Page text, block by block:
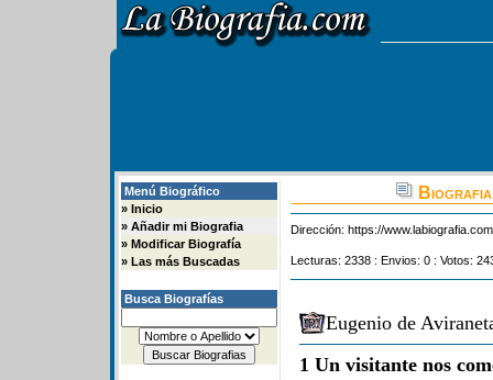
Menú Biográfico
» Inicio
» Añadir mi Biografia
» Modificar Biografía
» Las más Buscadas
Busca Biografías
Biografia
Dirección: https://
Lecturas: 2338 : Envios: 0 : Votos:
Eugenio de
1 Un visitante nos